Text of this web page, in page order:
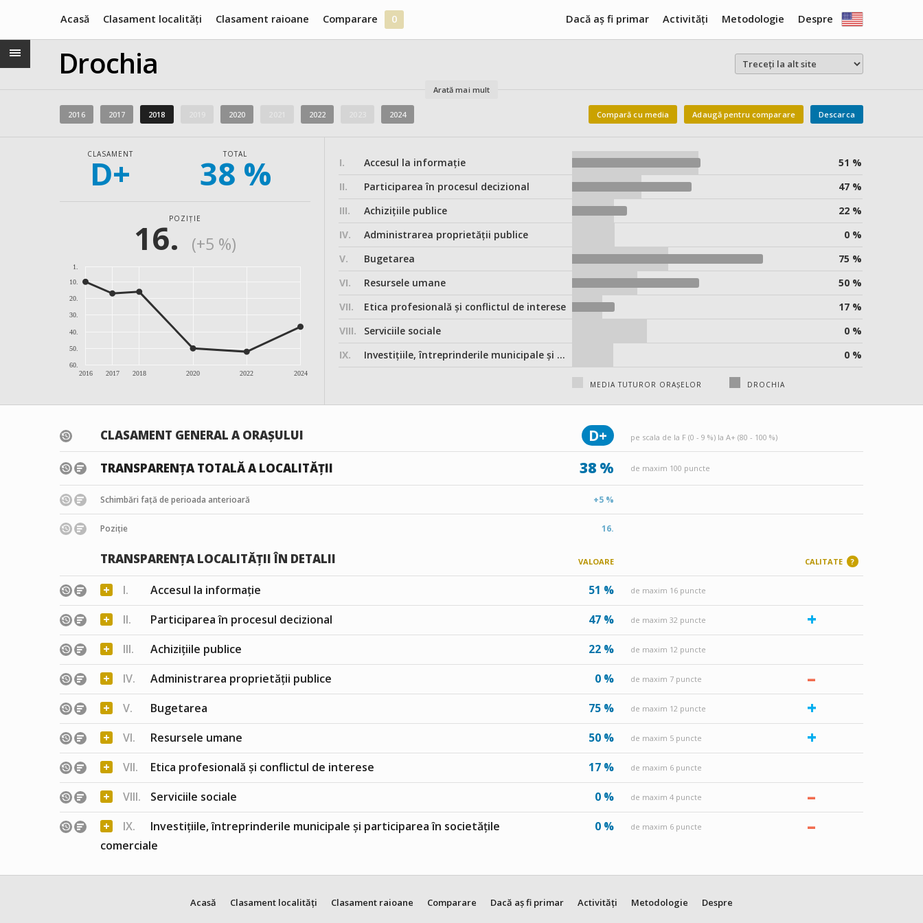
Acasă Despre
Clasament localități Metodologie
Clasament raioane Activități
Comparare 0 Dacă aș fi primar
Drochia
Arată mai mult
2016 2017 2018 2020 2022 2024 Descarca
Adaugă pentru comparare
Compară cu media
CLASAMENT
D+ TOTAL
38 %
POZIȚIE
16. (+5 %)
2016 2017 2018 2020 2022 2024
1.
10.
20.
30.
40.
50.
60.
I. Accesul la informație
51 %
II.
Participarea în procesul decizional
47 %
III.
Achizițiile publice
22 %
IV.
Administrarea proprietății publice
0 %
V.
Bugetarea
75 %
VI.
Resursele umane
50 %
VII.
Etica profesională și conflictul de interese
17 %
VIII.
Serviciile sociale
0 %
IX.
Investițiile, întreprinderile municipale și participarea în societățile comerciale 0 %
MEDIA TUTUROR ORAȘELOR DROCHIA
CLASAMENT GENERAL A ORAȘULUI D+ pe scala de la F (0 - 9 %) la A+ (80 - 100 %)
TRANSPARENȚA TOTALĂ A LOCALITĂȚII 38 % de maxim 100 puncte
Schimbări față de perioada anterioară +5 %
Poziție 16.
TRANSPARENȚA LOCALITĂȚII ÎN DETALII VALOARE CALITATE ?
+ I. Accesul la informație 51 % de maxim 16 puncte
+ II. Participarea în procesul decizional 47 % de maxim 32 puncte +
+ III. Achizițiile publice 22 % de maxim 12 puncte
+ IV. Administrarea proprietății publice 0 % de maxim 7 puncte –
+ V. Bugetarea 75 % de maxim 12 puncte +
+ VI. Resursele umane 50 % de maxim 5 puncte +
+ VII. Etica profesională și conflictul de interese 17 % de maxim 6 puncte
+ VIII. Serviciile sociale 0 % de maxim 4 puncte –
+ IX.
Investițiile, întreprinderile municipale și participarea în societățile
comerciale
0 % de maxim 6 puncte –
Acasă Clasament localități Clasament raioane Comparare Dacă aș fi primar Activități Metodologie Despre